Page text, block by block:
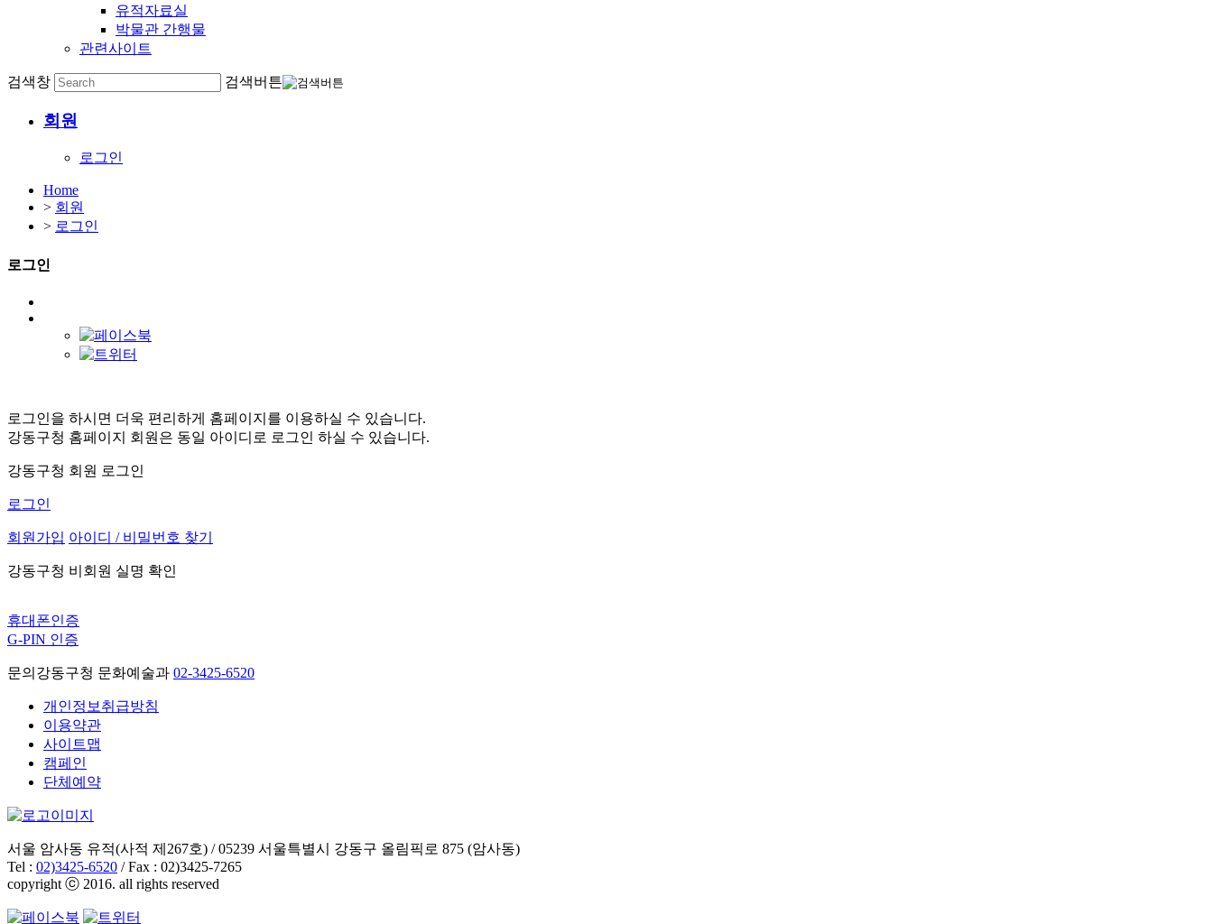
유적자료실
박물관 간행물
관련사이트
검색창 검색버튼
회원
로그인
Home
> 회원
> 로그인
로그인
로그인을 하시면 더욱 편리하게 홈페이지를 이용하실 수 있습니다.
강동구청 홈페이지 회원은 동일 아이디로 로그인 하실 수 있습니다.
강동구청 회원 로그인
로그인
회원가입 아이디 / 비밀번호 찾기
강동구청 비회원 실명 확인
휴대폰인증
G-PIN 인증
문의 강동구청 문화예술과 02-3425-6520
개인정보취급방침
이용약관
사이트맵
캠페인
단체예약
서울 암사동 유적(사적 제267호) / 05239 서울특별시 강동구 올림픽로 875 (암사동)
Tel : 02)3425-6520 / Fax : 02)3425-7265
copyright ⓒ 2016. all rights reserved